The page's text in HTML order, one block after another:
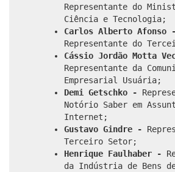
Representante do
Ciência e Tecnologia;
Carlos Alberto Afonso -
Representante do
Cássio Jordão Motta
Representante da
Empresarial Usuária;
Demi Getschko -
Notório Saber em
Internet;
Gustavo Gindre -
Terceiro Setor;
Henrique Faulhaber -
da Indústria de Bens